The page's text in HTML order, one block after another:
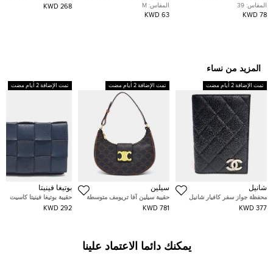
جلدي أبيض/وردي سويدي لاري
مقاس 35
المقاس: 39
78 KWD
بطبعة أوبسيشن كريم مقاس
وسط (ميديم)
المقاس: M
63 KWD
صندوق مع الجمجمة
268 KWD
المزيد من نساء
تمت الإضافة 2 أيام مضت
شانيل
محفظة جواز سفر كافيار شانيل
377 KWD
تمت الإضافة 2 أيام مضت
سيلين
حقيبة سيلين آفا تريومف متوسطة
781 KWD
تمت الإضافة 2 أيام مضت
بوتيغا فينيتا
حقيبة بوتيغا فينيتا كاسيت
292 KWD
يمكنك دائما الاعتماد علينا